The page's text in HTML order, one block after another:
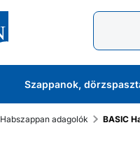
Szappanok,
Habszappan adagolók BASIC